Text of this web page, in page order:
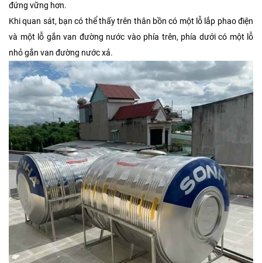
đứng vững hơn.
Khi quan sát, bạn có thể thấy trên thân bồn có một lỗ lắp phao điện
và một lỗ gắn van đường nước vào phía trên, phía dưới có một lỗ
nhỏ gắn van đường nước xả.